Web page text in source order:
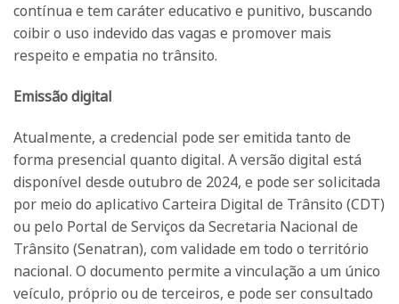
contínua e tem caráter educativo e punitivo, buscando
coibir o uso indevido das vagas e promover mais
respeito e empatia no trânsito.
Emissão digital
Atualmente, a credencial pode ser emitida tanto de
forma presencial quanto digital. A versão digital está
disponível desde outubro de 2024, e pode ser solicitada
por meio do aplicativo Carteira Digital de Trânsito (CDT)
ou pelo Portal de Serviços da Secretaria Nacional de
Trânsito (Senatran), com validade em todo o território
nacional. O documento permite a vinculação a um único
veículo, próprio ou de terceiros, e pode ser consultado